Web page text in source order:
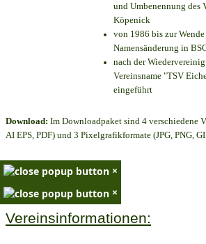
und Umbenennung des
Köpenick
von 1986 bis zur
Namensänderung in
nach der
Vereinsname "TSV
eingeführt
Download: Im Downloadpaket sind 4 verschiedene
AI EPS, PDF) und 3 Pixelgrafikformate (JPG, PNG,
×
×
Vereinsinformationen: